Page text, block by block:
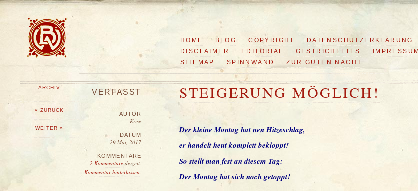
HOME BLOG COPYRIGHT
DATENSCHUTZERKLÄRUNG
DISCLAIMER
EDITORIAL GESTRICHELTES IMPRESSUM
SITEMAP
SPINNWAND ZUR GUTEN NACHT
ARCHIV
« ZURÜCK
WEITER »
VERFASST
AUTOR
Krise
DATUM
29 Mai, 2017
KOMMENTARE
2 Kommentarederzeit.
Kommentar hinterlassen.
STEIGERUNG MÖGLICH!
Der kleine Montag hat nen Hitzeschlag,
er handelt heut komplett bekloppt!
So stellt man fest an diesem Tag:
Der Montag hat sich noch getoppt!